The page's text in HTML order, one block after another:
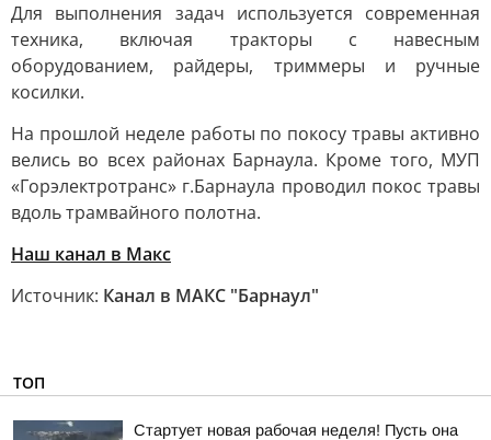
Для выполнения задач используется современная
техника, включая тракторы с навесным
оборудованием, райдеры, триммеры и ручные
косилки.
На прошлой неделе работы по покосу травы активно
велись во всех районах Барнаула. Кроме того, МУП
«Горэлектротранс» г.Барнаула проводил покос травы
вдоль трамвайного полотна.
Наш канал в Макс
Источник: Канал в МАКС "Барнаул"
ТОП
Стартует новая рабочая неделя! Пусть она